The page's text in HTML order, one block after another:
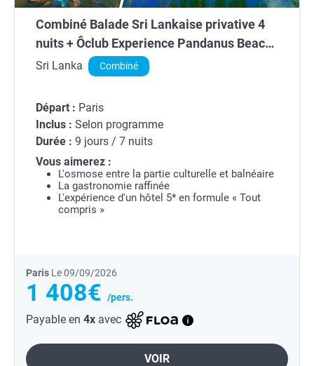
Combiné Balade Sri Lankaise privative 4
nuits + Ôclub Experience Pandanus Beach
Resort & Spa 5*
Sri Lanka Combiné
Départ : Paris
Inclus : Selon programme
Durée : 9 jours / 7 nuits
Vous aimerez :
L'osmose entre la partie culturelle et balnéaire
La gastronomie raffinée
L'expérience d'un hôtel 5* en formule « Tout
compris »
Paris Le 09/09/2026
1 408€ /pers.
Payable en 4x avec
VOIR